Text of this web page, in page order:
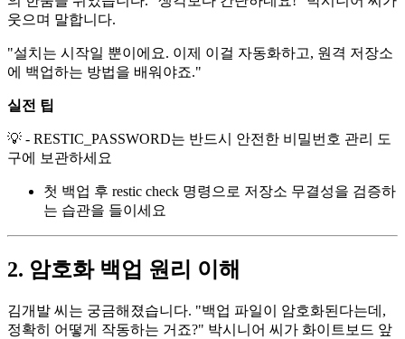
웃으며 말합니다.
"설치는 시작일 뿐이에요. 이제 이걸 자동화하고, 원격 저장소
에 백업하는 방법을 배워야죠."
실전 팁
💡 - RESTIC_PASSWORD는 반드시 안전한 비밀번호 관리 도
구에 보관하세요
첫 백업 후 restic check 명령으로 저장소 무결성을 검증하
는 습관을 들이세요
2. 암호화 백업 원리 이해
김개발 씨는 궁금해졌습니다. "백업 파일이 암호화된다는데,
정확히 어떻게 작동하는 거죠?" 박시니어 씨가 화이트보드 앞